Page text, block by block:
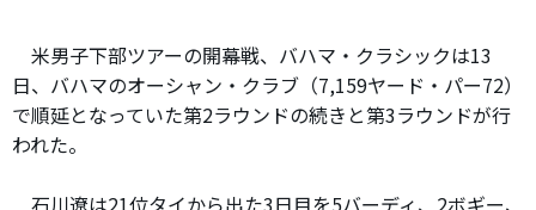
米男子下部ツアーの開幕戦、バハマ・クラシックは13
日、バハマのオーシャン・クラブ（7,159ヤード・パー72）
で順延となっていた第2ラウンドの続きと第3ラウンドが行
われた。
石川遼は21位タイから出た3日目を5バーディ、2ボギー、